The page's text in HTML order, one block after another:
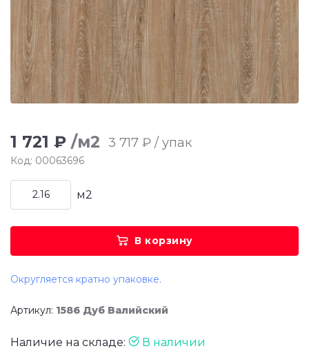
1 721 ₽ /м2 3 717 ₽ / упак
Код: 00063696
м2
В корзину
Округляется кратно упаковке.
Артикул: 1586 Дуб Валийский
Наличие на складе: В наличии